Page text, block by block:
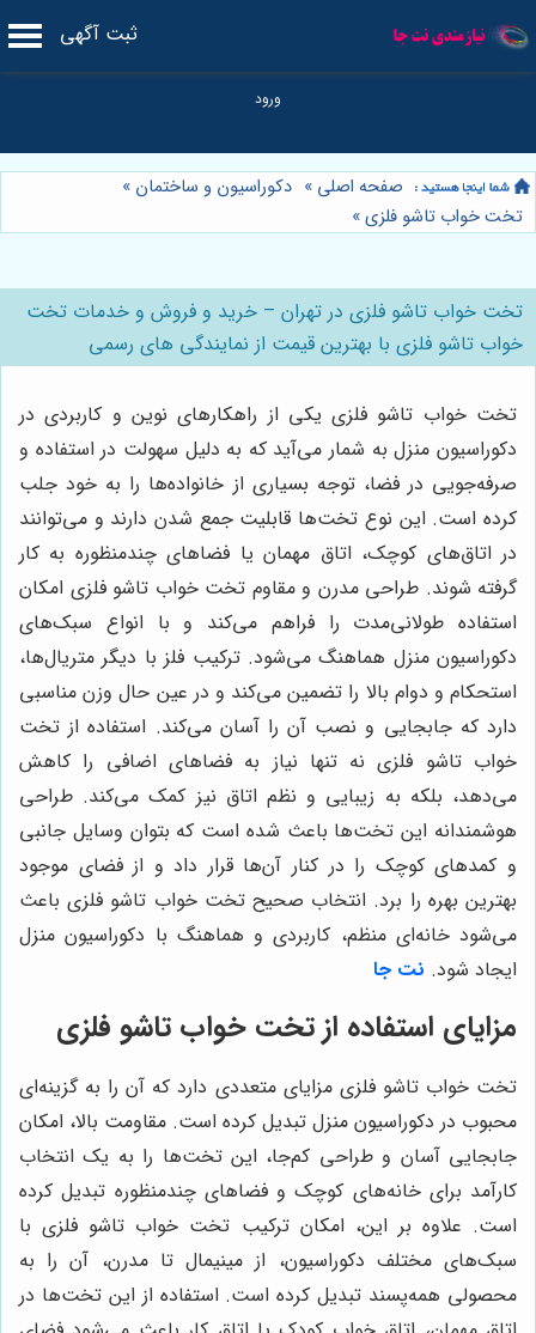
ثبت آگهی
صفحه اصلی » دکوراسیون و ساختمان »
تخت خواب تاشو فلزی»
تخت خواب تاشو فلزی در تهران – خرید و فروش و خدمات تخت
خواب تاشو فلزی با بهترین قیمت از نمایندگی های رسمی
تخت خواب تاشو فلزی یکی از راهکارهای نوین و کاربردی در
دکوراسیون منزل به شمار می‌آید که به دلیل سهولت در استفاده و
صرفه‌جویی در فضا، توجه بسیاری از خانواده‌ها را به خود جلب
کرده است. این نوع تخت‌ها قابلیت جمع شدن دارند و می‌توانند
در اتاق‌های کوچک، اتاق مهمان یا فضاهای چندمنظوره به کار
گرفته شوند. طراحی مدرن و مقاوم تخت خواب تاشو فلزی امکان
استفاده طولانی‌مدت را فراهم می‌کند و با انواع سبک‌های
دکوراسیون منزل هماهنگ می‌شود. ترکیب فلز با دیگر متریال‌ها،
استحکام و دوام بالا را تضمین می‌کند و در عین حال وزن مناسبی
دارد که جابجایی و نصب آن را آسان می‌کند. استفاده از تخت
خواب تاشو فلزی نه تنها نیاز به فضاهای اضافی را کاهش
می‌دهد، بلکه به زیبایی و نظم اتاق نیز کمک می‌کند. طراحی
هوشمندانه این تخت‌ها باعث شده است که بتوان وسایل جانبی
و کمدهای کوچک را در کنار آن‌ها قرار داد و از فضای موجود
بهترین بهره را برد. انتخاب صحیح تخت خواب تاشو فلزی باعث
می‌شود خانه‌ای منظم، کاربردی و هماهنگ با دکوراسیون منزل
ایجاد شود. نت جا
مزایای استفاده از تخت خواب تاشو فلزی
تخت خواب تاشو فلزی مزایای متعددی دارد که آن را به گزینه‌ای
محبوب در دکوراسیون منزل تبدیل کرده است. مقاومت بالا، امکان
جابجایی آسان و طراحی کم‌جا، این تخت‌ها را به یک انتخاب
کارآمد برای خانه‌های کوچک و فضاهای چندمنظوره تبدیل کرده
است. علاوه بر این، امکان ترکیب تخت خواب تاشو فلزی با
سبک‌های مختلف دکوراسیون، از مینیمال تا مدرن، آن را به
محصولی همه‌پسند تبدیل کرده است. استفاده از این تخت‌ها در